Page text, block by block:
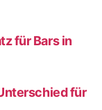
für Bars in
für